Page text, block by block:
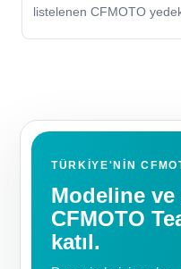
listelenen CFMOTO yedek
TÜRKIYE'NIN
Modeline
CFMOTO
katıl.